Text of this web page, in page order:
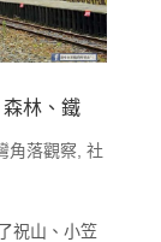
林、鐵
角落觀察 社
祝山、小笠